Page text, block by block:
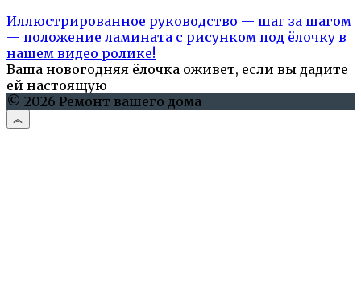
Иллюстрированное руководство — шаг за шагом
— положение ламината с рисунком под ёлочку в
нашем видео ролике!
Ваша новогодняя ёлочка оживет, если вы дадите
ей настоящую
© 2026 Ремонт вашего дома